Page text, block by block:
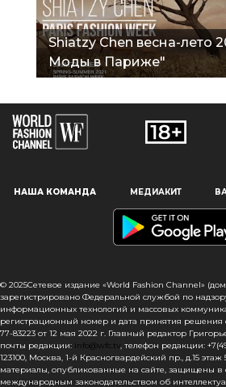
Наш сайт использует файлы cookie и
пользователям, предоставляя
информацию, запоминая
сайта, вы подтверждаете свое
файлов cookie в соответствии с
в отношении данного типа файлов.
с тем, чтобы мы использовали данный
то вы должны соответствующим
настройки вашего браузера или не
Shiatzy Chen весна-лето
Моды в Париже"
НАША КОМАНДА МЕДИАКИТ
© 2025Сетевое издание «World Fashion Channel»
зарегистрировано Федеральной службой по
информационных технологий и массовых
регистрационный номер и дата принятия
77-83223 от 12 мая 2022 г. Главный редактор
почты редакции: info@wfc.tv, телефон редакции:
123100, Москва, 1-й Красногвардейский пр., д.15
материалы, опубликованные на сайте, защищены в
международным законодательством об